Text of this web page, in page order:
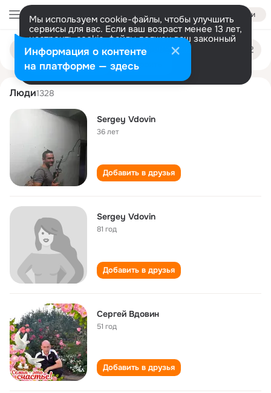
Войти
Мы используем cookie-файлы, чтобы улучшить
сервисы для вас. Если ваш возраст менее 13 лет,
настроить cookie-файлы должен ваш законный
представитель. Больше информации
Разрешить все Настроить
Поиск
людям
sergey vdovin
Люди1328
Sergey Vdovin
36 лет
Добавить в друзья
Sergey Vdovin
81 год
Добавить в друзья
Сергей Вдовин
51 год
Добавить в друзья
Информация о контенте
на платформе — здесь